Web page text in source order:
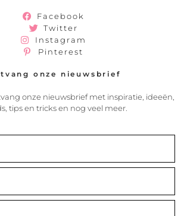
Facebook
Twitter
Instagram
Pinterest
onze nieuwsbrief
onze nieuwsbrief met inspiratie, ideeën,
tips en tricks en nog veel meer.